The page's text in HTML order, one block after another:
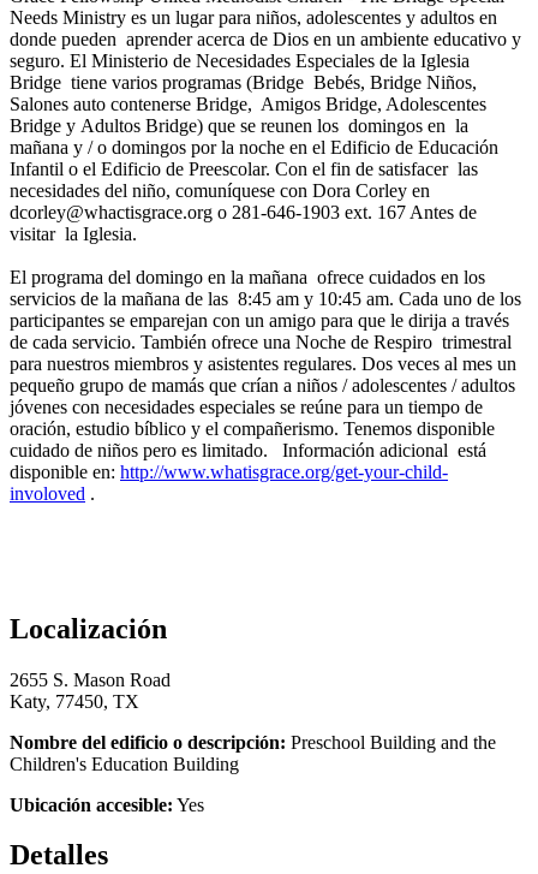
Needs Ministry es un lugar para niños, adolescentes y adultos en
donde pueden aprender acerca de Dios en un ambiente educativo y
seguro. El Ministerio de Necesidades Especiales de la Iglesia
Bridge tiene varios programas (Bridge Bebés, Bridge Niños,
Salones auto contenerse Bridge, Amigos Bridge, Adolescentes
Bridge y Adultos Bridge) que se reunen los domingos en la
mañana y / o domingos por la noche en el Edificio de Educación
Infantil o el Edificio de Preescolar. Con el fin de satisfacer las
necesidades del niño, comuníquese con Dora Corley en
dcorley@whactisgrace.org o 281-646-1903 ext. 167 Antes de
visitar la Iglesia.
El programa del domingo en la mañana ofrece cuidados en los
servicios de la mañana de las 8:45 am y 10:45 am. Cada uno de los
participantes se emparejan con un amigo para que le dirija a través
de cada servicio. También ofrece una Noche de Respiro trimestral
para nuestros miembros y asistentes regulares. Dos veces al mes un
pequeño grupo de mamás que crían a niños / adolescentes / adultos
jóvenes con necesidades especiales se reúne para un tiempo de
oración, estudio bíblico y el compañerismo. Tenemos disponible
cuidado de niños pero es limitado. Información adicional está
disponible en: http://www.whatisgrace.org/get-your-child-
involoved .
Localización
2655 S. Mason Road
Katy, 77450, TX
Nombre del edificio o descripción: Preschool Building and the
Children's Education Building
Ubicación accesible: Yes
Detalles